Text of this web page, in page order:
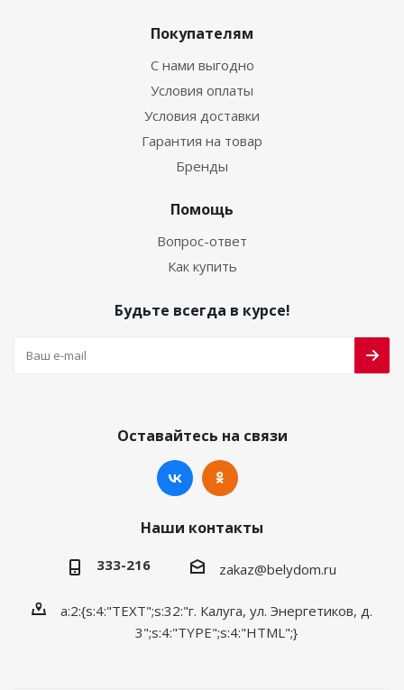
Покупателям
С нами выгодно
Условия оплаты
Условия доставки
Гарантия на товар
Бренды
Помощь
Вопрос-ответ
Как купить
Будьте всегда в курсе!
Оставайтесь на связи
Наши контакты
333-216 zakaz@belydom.ru
a:2:{s:4:"TEXT";s:32:"г. Калуга, ул. Энергетиков, д.
3";s:4:"TYPE";s:4:"HTML";}